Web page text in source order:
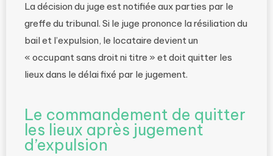
La décision du juge est notifiée aux parties par le
greffe du tribunal. Si le juge prononce la résiliation du
bail et l’expulsion, le locataire devient un
« occupant sans droit ni titre » et doit quitter les
lieux dans le délai fixé par le jugement.
Le commandement de quitter
les lieux après jugement
d’expulsion